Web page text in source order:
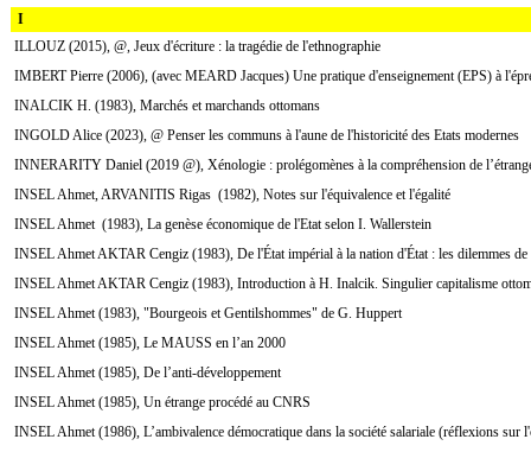
I
ILLOUZ (2015), @, Jeux d'écriture : la tragédie de l'ethnographie
IMBERT Pierre (2006), (avec MEARD Jacques) Une pratique d'enseignement (EPS) à
INALCIK H. (1983), Marchés et marchands ottomans
INGOLD Alice (2023), @ Penser les communs à l'aune de l'historicité des Etats modernes
INNERARITY Daniel (2019 @), Xénologie : prolégomènes à la compréhension de
INSEL Ahmet, ARVANITIS Rigas (1982), Notes sur l'équivalence et l'égalité
INSEL Ahmet (1983), La genèse économique de l'Etat selon I. Wallerstein
INSEL Ahmet AKTAR Cengiz (1983), De l'État impérial à la nation d'État : les dilemmes de
INSEL Ahmet AKTAR Cengiz (1983), Introduction à H. Inalcik. Singulier capitalisme
INSEL Ahmet (1983), "Bourgeois et Gentilshommes" de G. Huppert
INSEL Ahmet (1985), Le MAUSS en l’an 2000
INSEL Ahmet (1985), De l’anti-développement
INSEL Ahmet (1985), Un étrange procédé au CNRS
INSEL Ahmet (1986), L’ambivalence démocratique dans la société salariale (réflexions